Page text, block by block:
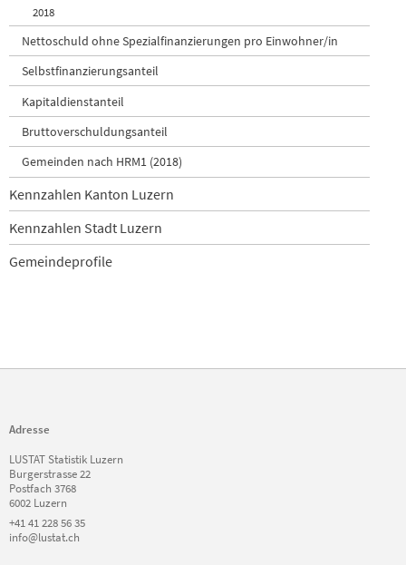
Rickenbach
Roggliswil
Romoos
Root
Rothenburg
Römerswil
Schenkon
Schlierbach
Schongau
Schwarzenberg
Vitznau
Willisau
2018
Nettoschuld ohne Spezialfinanzierungen pro Einwohner/in
Selbstfinanzierungsanteil
Kapitaldienstanteil
Bruttoverschuldungsanteil
Gemeinden nach HRM1 (2018)
Kennzahlen Kanton Luzern
Kennzahlen Stadt Luzern
Gemeindeprofile
Adresse
LUSTAT Statistik Luzern
Burgerstrasse 22
Postfach 3768
6002 Luzern
+41 41 228 56 35
info@lustat.ch